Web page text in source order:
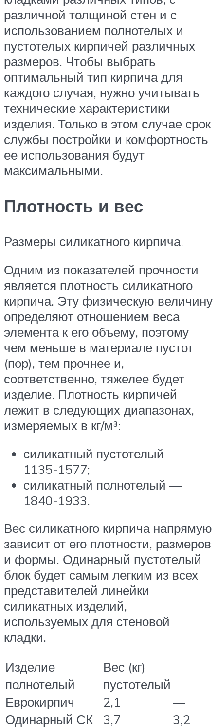
различной толщиной стен и с
использованием полнотелых и
пустотелых кирпичей различных
размеров. Чтобы выбрать
оптимальный тип кирпича для
каждого случая, нужно учитывать
технические характеристики
изделия. Только в этом случае срок
службы постройки и комфортность
ее использования будут
максимальными.
Плотность и вес
Размеры силикатного кирпича.
Одним из показателей прочности
является плотность силикатного
кирпича. Эту физическую величину
определяют отношением веса
элемента к его объему, поэтому
чем меньше в материале пустот
(пор), тем прочнее и,
соответственно, тяжелее будет
изделие. Плотность кирпичей
лежит в следующих диапазонах,
измеряемых в кг/м³:
силикатный пустотелый —
1135-1577;
силикатный полнотелый —
1840-1933.
Вес силикатного кирпича напрямую
зависит от его плотности, размеров
и формы. Одинарный пустотелый
блок будет самым легким из всех
представителей линейки
силикатных изделий,
используемых для стеновой
кладки.
Изделие
Вес (кг)
полнотелый
пустотелый
Еврокирпич
2,1
—
Одинарный СК
3,7
3,2